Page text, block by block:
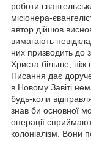
роботи
місіонера-
автор дійшов
вимагають
них призводить до
Христа більше,
Писання дає
в Новому Завіті
будь-коли
знав би основної
операції
колоніалізм. Вони